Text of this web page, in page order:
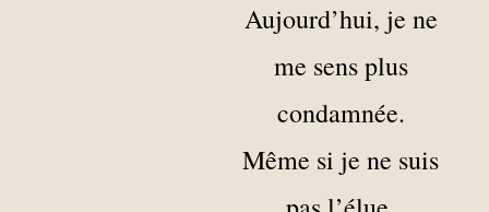
Aujourd’hui, je ne
me sens plus
condamnée.
Même si je ne suis